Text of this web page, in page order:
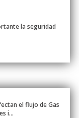
la seguridad
el flujo de Gas
i...